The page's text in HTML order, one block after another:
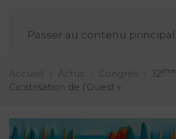
Passer au contenu principal
Accueil Actus Congrès 12ème
Cicatrisation de l’Ouest »